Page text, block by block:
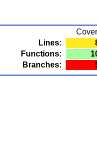
Lines:
Functions:
Branches: